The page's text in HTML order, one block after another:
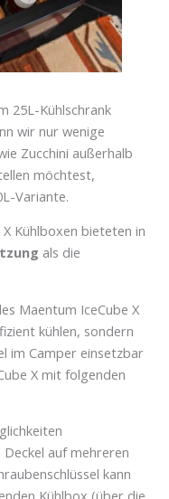
25L-Kühlschrank
wir nur wenige
Zucchini außerhalb
möchtest,
Variante.
Kühlboxen bieteten in
als die
Maentum IceCube X
kühlen, sondern
im Camper einsetzbar
X mit folgenden
auf mehreren
kann